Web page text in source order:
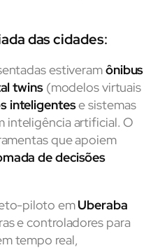
das cidades:
estiveramônibus
twins(modelos virtuais
inteligentese sistemas
inteligência artificial. O
que apoiem
de decisões
piloto emUberaba
e controladores para
tempo real,